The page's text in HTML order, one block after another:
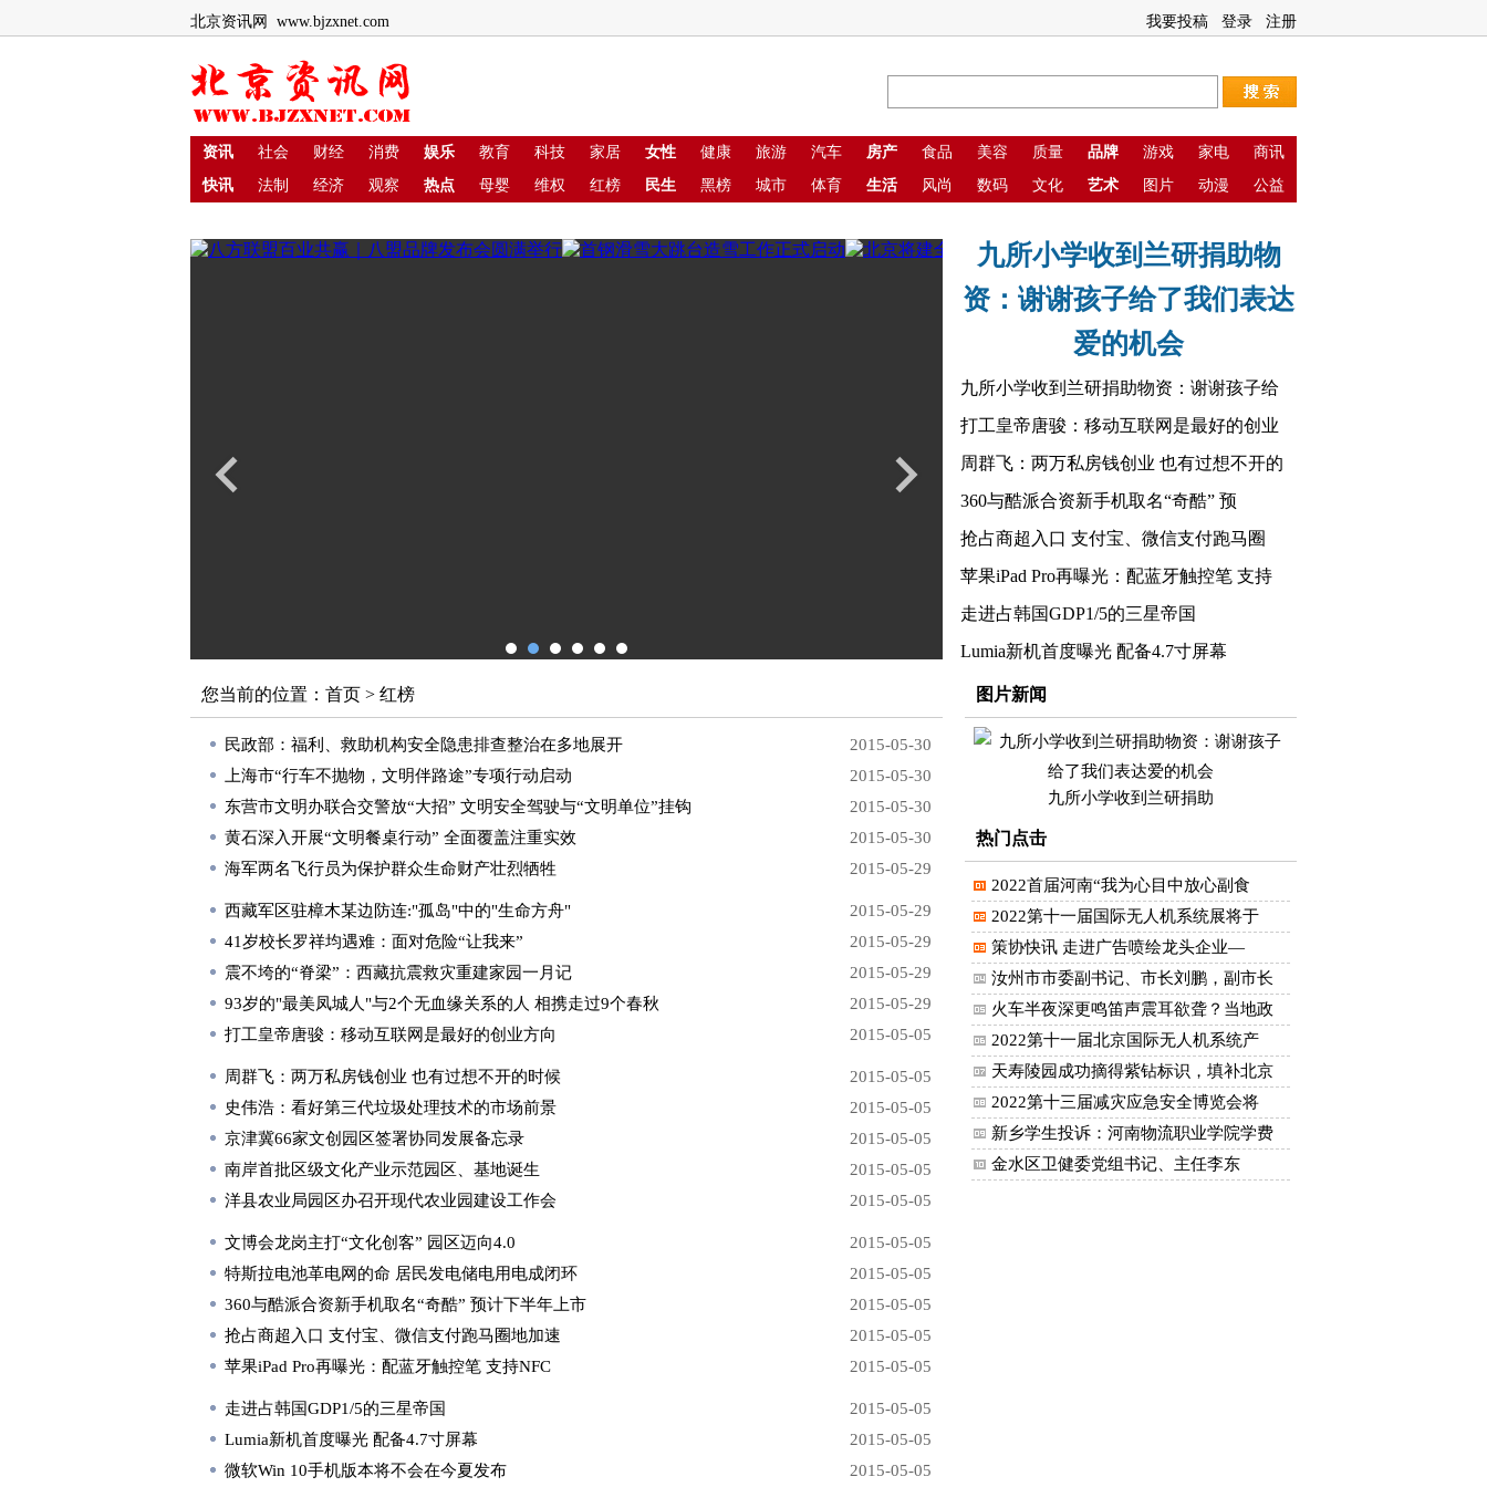
北京资讯网 www.bjzxnet.com 我要投稿 登录 注册
资讯 社会 财经 消费 娱乐 教育 科技 家居 女性 健康 旅游 汽车 房产 食品 美容 质量 品牌 游戏 家电
商讯
快讯
法制 经济 观察 热点 母婴 维权 红榜 民生 黑榜 城市 体育 生活 风尚 数码 文化 艺术 图片 动漫 公益
九所小学收到兰研捐助物
资：谢谢孩子给了我们表达
爱的机会
九所小学收到兰研捐助物资：谢谢孩子给
打工皇帝唐骏：移动互联网是最好的创业
周群飞：两万私房钱创业 也有过想不开的
360与酷派合资新手机取名“奇酷” 预
抢占商超入口 支付宝、微信支付跑马圈
苹果iPad Pro再曝光：配蓝牙触控笔 支持
走进占韩国GDP1/5的三星帝国
Lumia新机首度曝光 配备4.7寸屏幕
您当前的位置： 首页 > 红榜
民政部：福利、救助机构安全隐患排查整治在多地展开
2015-05-30
上海市“行车不抛物，文明伴路途”专项行动启动
2015-05-30
东营市文明办联合交警放“大招” 文明安全驾驶与“文明单位”挂钩
2015-05-30
黄石深入开展“文明餐桌行动” 全面覆盖注重实效
2015-05-30
海军两名飞行员为保护群众生命财产壮烈牺牲
2015-05-29
西藏军区驻樟木某边防连:"孤岛"中的"生命方舟"
2015-05-29
41岁校长罗祥均遇难：面对危险“让我来”
2015-05-29
震不垮的“脊梁”：西藏抗震救灾重建家园一月记
2015-05-29
93岁的"最美凤城人"与2个无血缘关系的人 相携走过9个春秋
2015-05-29
打工皇帝唐骏：移动互联网是最好的创业方向
2015-05-05
周群飞：两万私房钱创业 也有过想不开的时候
2015-05-05
史伟浩：看好第三代垃圾处理技术的市场前景
2015-05-05
京津冀66家文创园区签署协同发展备忘录
2015-05-05
南岸首批区级文化产业示范园区、基地诞生
2015-05-05
洋县农业局园区办召开现代农业园建设工作会
2015-05-05
文博会龙岗主打“文化创客” 园区迈向4.0
2015-05-05
特斯拉电池革电网的命 居民发电储电用电成闭环
2015-05-05
360与酷派合资新手机取名“奇酷” 预计下半年上市
2015-05-05
抢占商超入口 支付宝、微信支付跑马圈地加速
2015-05-05
苹果iPad Pro再曝光：配蓝牙触控笔 支持NFC
2015-05-05
走进占韩国GDP1/5的三星帝国
2015-05-05
Lumia新机首度曝光 配备4.7寸屏幕
2015-05-05
微软Win 10手机版本将不会在今夏发布
2015-05-05
图片新闻
九所小学收到兰研捐助
热门点击
2022首届河南“我为心目中放心副食
2022第十一届国际无人机系统展将于
策协快讯 走进广告喷绘龙头企业—
汝州市市委副书记、市长刘鹏，副市长
火车半夜深更鸣笛声震耳欲聋？当地政
2022第十一届北京国际无人机系统产
天寿陵园成功摘得紫钻标识，填补北京
2022第十三届减灾应急安全博览会将
新乡学生投诉：河南物流职业学院学费
金水区卫健委党组书记、主任李东